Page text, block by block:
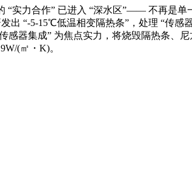
力合作” 已进入 “深水区”—— 不再是单
“-5-15℃低温相变隔热条”，处理 “传感
器集成” 为焦点实力，将烧毁隔热条、
(㎡・K)。